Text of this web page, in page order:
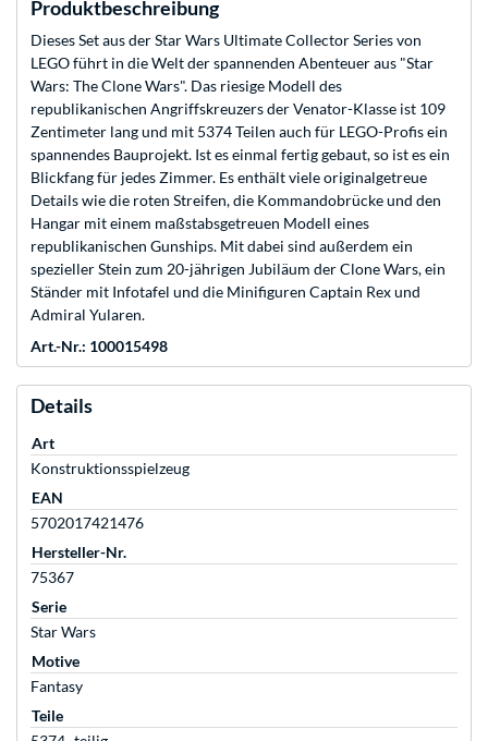
Produktbeschreibung
Dieses Set aus der Star Wars Ultimate Collector Series von
LEGO führt in die Welt der spannenden Abenteuer aus "Star
Wars: The Clone Wars". Das riesige Modell des
republikanischen Angriffskreuzers der Venator-Klasse ist 109
Zentimeter lang und mit 5374 Teilen auch für LEGO-Profis ein
spannendes Bauprojekt. Ist es einmal fertig gebaut, so ist es ein
Blickfang für jedes Zimmer. Es enthält viele originalgetreue
Details wie die roten Streifen, die Kommandobrücke und den
Hangar mit einem maßstabsgetreuen Modell eines
republikanischen Gunships. Mit dabei sind außerdem ein
spezieller Stein zum 20-jährigen Jubiläum der Clone Wars, ein
Ständer mit Infotafel und die Minifiguren Captain Rex und
Admiral Yularen.
Art.-Nr.: 100015498
Details
Art
Konstruktionsspielzeug
EAN
5702017421476
Hersteller-Nr.
75367
Serie
Star Wars
Motive
Fantasy
Teile